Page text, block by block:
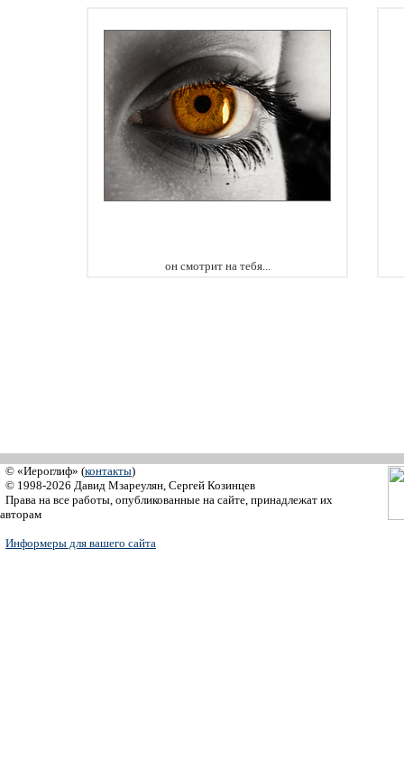
он смотрит на тебя...
© «Иероглиф» (контакты)
© 1998-2026 Давид Мзареулян, Сергей Козинцев
Права на все работы, опубликованные на сайте, принадлежат их
авторам
Информеры для вашего сайта